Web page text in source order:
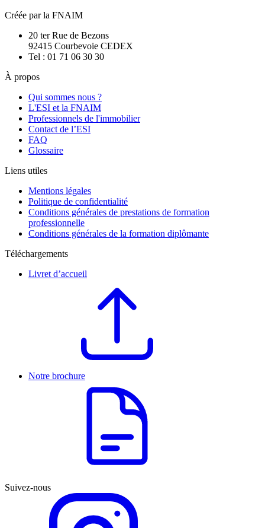
Créée par la FNAIM
20 ter Rue de Bezons
92415 Courbevoie CEDEX
Tel : 01 71 06 30 30
À propos
Qui sommes nous ?
L'ESI et la FNAIM
Professionnels de l'immobilier
Contact de l’ESI
FAQ
Glossaire
Liens utiles
Mentions légales
Politique de confidentialité
Conditions générales de prestations de formation
professionnelle
Conditions générales de la formation diplômante
Téléchargements
Livret d’accueil
Notre brochure
Suivez-nous